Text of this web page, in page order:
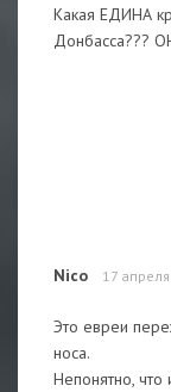
Какая ЕДИНА
Донбасса???
Nico 17
Это евреи
носа.
Непонятно,